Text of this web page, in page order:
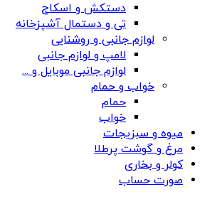
دستکش و اسکاج
تی و دستمال آشپزخانه
لوازم جانبی و روشنایی
لامپ و لوازم جانبی
لوازم جانبی موبایل و ...
خواب و حمام
حمام
خواب
میوه و سبزیجات
مرغ و گوشت پرطلا
کولر و بخاری
صورت حساب